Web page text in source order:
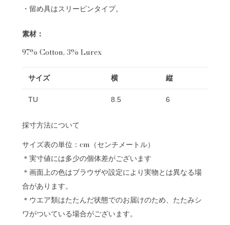
・留め具はスリーピンタイプ。
素材：
97% Cotton, 3% Lurex
サイズ 横 縦
TU 8.5 6
採寸方法について
サイズ表の単位：cm（センチメートル）
＊実寸値には多少の個体差がございます
＊画面上の色はブラウザや設定により実物とは異なる場
合があります。
＊ウエア類はたたんだ状態でのお届けのため、たたみシ
ワがついている場合がございます。